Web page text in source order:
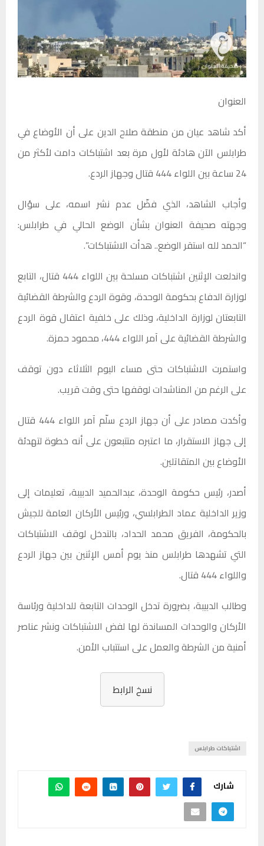
العنوان
أكد شاهد عيان من منطقة صلاح الدين على أن الأوضاع في
طرابلس الآن هادئة لأول مرة بعد اشتباكات دامت لأكثر من
24 ساعة بين اللواء 444 قتال وجهاز الردع.
وأجاب الشاهد، الذي فضّل عدم نشر اسمه، على سؤال
وجهته صحيفة العنوان بشأن الوضع الحالي في طرابلس:
“الحمد لله استقر الوضع.. هدأت الاشتباكات”.
واندلعت الإثنين اشتباكات مسلحة بين اللواء 444 قتال، التابع
لوزارة الدفاع بحكومة الوحدة، وقوة الردع والشرطة القضائية
التابعتان لوزارة الداخلية، وذلك على خلفية اعتقال قوة الردع
والشرطة القضائية على آمر اللواء 444، محمود حمزة.
واستمرت الاشتباكات حتى مساء اليوم الثلاثاء دون توقف
على الرغم من المناشدات لوقفها حتى وقت قريب.
وأكدت مصادر على أن جهاز الردع سلّم آمر اللواء 444 قتال
إلى جهاز الاستقرار، ما اعتبره متتبعون على أنه خطوة لتهدئة
الأوضاع بين المتقاتلين.
أصدر، رئيس حكومة الوحدة، عبدالحميد الدبيبة، تعليمات إلى
وزير الداخلية عماد الطرابلسي، ورئيس الأركان العامة للجيش
بالحكومة، الفريق محمد الحداد، بالتدخل لوقف الاشتباكات
التي تشهدها طرابلس منذ يوم أمس الإثنين بين جهاز الردع
واللواء 444 قتال.
وطالب الدبيبة، بضرورة تدخل الوحدات التابعة للداخلية ورئاسة
الأركان والوحدات المساندة لها لفض الاشتباكات ونشر عناصر
أمنية من الشرطة والعمل على استتباب الأمن.
نسخ الرابط
اشتباكات طرابلس
شارك